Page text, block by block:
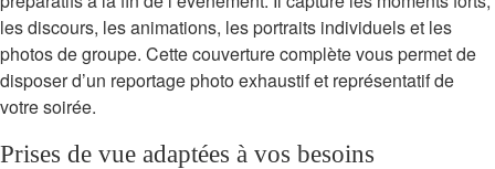
les discours, les animations, les portraits individuels et les
photos de groupe. Cette couverture complète vous permet de
disposer d’un reportage photo exhaustif et représentatif de
votre soirée.
Prises de vue adaptées à vos besoins